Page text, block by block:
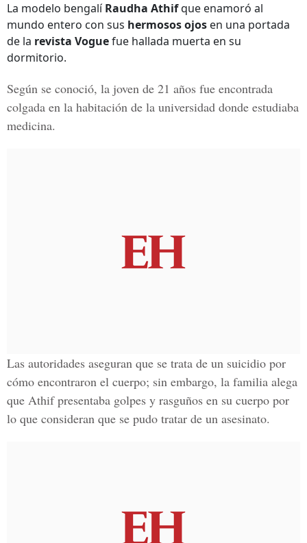
La modelo bengalíRaudha Athifque enamoró al
mundo entero con sus hermosos ojos en una portada
de la revista Voguefue hallada muerta en su
dormitorio.
Según se conoció, la joven de 21 años fue encontrada
colgada en la habitación de la universidad donde estudiaba
medicina.
Las autoridades aseguran que se trata de un suicidio por
cómo encontraron el cuerpo; sin embargo, la familia alega
que Athif presentaba golpes y rasguños en su cuerpo por
lo que consideran que se pudo tratar de un asesinato.